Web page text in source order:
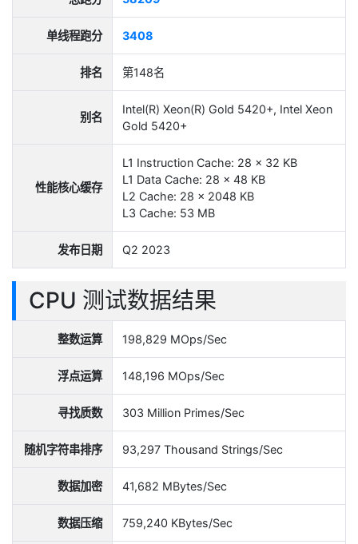
单线程跑分 3408
排名 第148名
别名
Intel(R) Xeon(R) Gold 5420+, Intel Xeon
Gold 5420+
性能核心缓存
L1 Instruction Cache: 28 x 32 KB
L1 Data Cache: 28 x 48 KB
L2 Cache: 28 x 2048 KB
L3 Cache: 53 MB
发布日期 Q2 2023
CPU 测试数据结果
整数运算 198,829 MOps/Sec
浮点运算 148,196 MOps/Sec
寻找质数 303 Million Primes/Sec
随机字符串排序 93,297 Thousand Strings/Sec
数据加密 41,682 MBytes/Sec
数据压缩 759,240 KBytes/Sec